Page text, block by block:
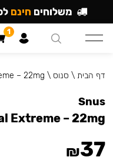
דף הבית \ סנוס \
– 22mg
Snus
Extreme – 22mg
₪37
משלוחים חינם
1